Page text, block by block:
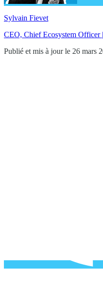
Sylvain Fievet
CEO, Chief Ecosystem Officer
Publié et mis à jour le 26 mars